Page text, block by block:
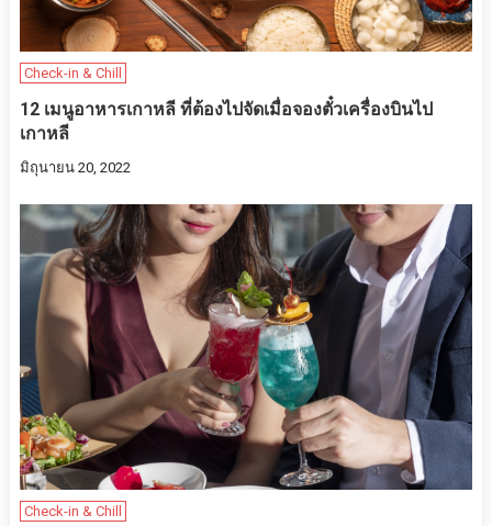
Check-in & Chill
12 เมนูอาหารเกาหลี ที่ต้องไปจัดเมื่อจองตั๋วเครื่องบินไป
เกาหลี
มิถุนายน 20, 2022
Check-in & Chill